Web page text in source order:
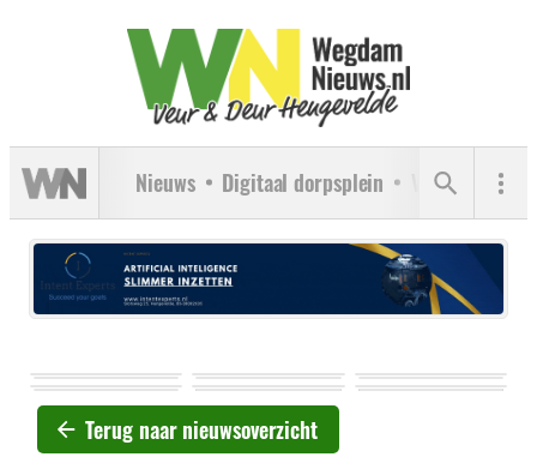
Nieuws Digitaal dorpsplein Verenigingen
Terug naar nieuwsoverzicht